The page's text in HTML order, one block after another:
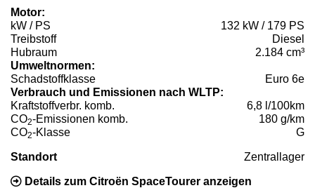
Motor:
kW / PS
132 kW / 179 PS
Treibstoff
Diesel
Hubraum
2.184 cm³
Umweltnormen:
Schadstoffklasse
Euro 6e
Verbrauch und Emissionen nach WLTP:
Kraftstoffverbr. komb.
6,8 l/100km
CO2-Emissionen komb.
180 g/km
CO2-Klasse G
Standort Zentrallager
Details zum Citroën SpaceTourer anzeigen